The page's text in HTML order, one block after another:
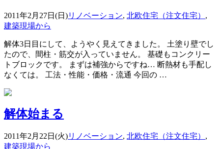
2011年2月27日(日)リノベーション, 北欧住宅（注文住宅） ,
建築現場から
解体3日目にして、ようやく見えてきました。 土塗り壁でし
たので、間柱・筋交が入っていません。 基礎もコンクリー
トブロックです。 まずは補強からですね… 断熱材も手配し
なくては。 工法・性能・価格・流通 今回の …
解体始まる
2011年2月22日(火)リノベーション, 北欧住宅（注文住宅） ,
建築現場から